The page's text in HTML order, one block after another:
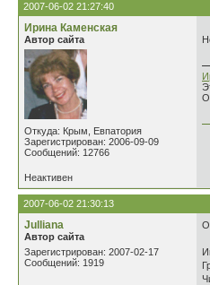
2007-06-02 21:27:40
Ирина Каменская
Автор сайта
Откуда: Крым, Евпатория
Зарегистрирован: 2006-09-09
Сообщений: 12766
Неактивен
2007-06-02 21:30:13
Julliana
Автор сайта
Зарегистрирован: 2007-02-17
Сообщений: 1919